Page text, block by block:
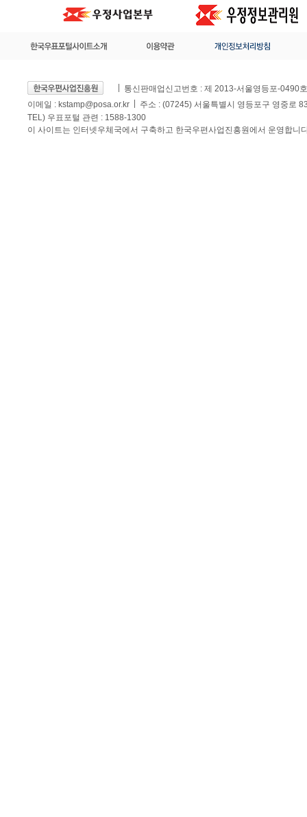
통신판매업신고번호 : 제 2013-서울영등포-0490호
이메일 : kstamp@posa.or.kr
주소 : (07245) 서울특별시 영등포구 영중로
TEL) 우표포털 관련 : 1588-1300
이 사이트는 인터넷우체국에서 구축하고 한국우편사업진흥원에서 운영합니